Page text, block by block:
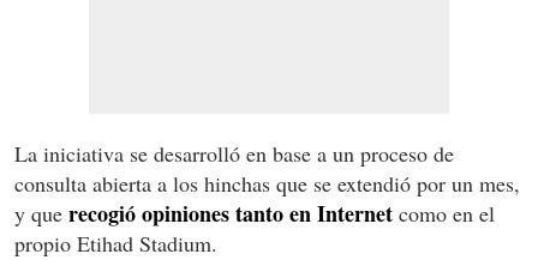
La iniciativa se desarrolló en base a un proceso de
consulta abierta a los hinchas que se extendió por un mes,
y que recogió opiniones tanto en Internet como en el
propio Etihad Stadium.